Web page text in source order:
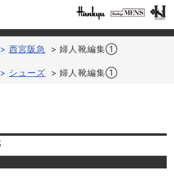
> 西宮阪急 > 婦人靴編集①
> シューズ > 婦人靴編集①